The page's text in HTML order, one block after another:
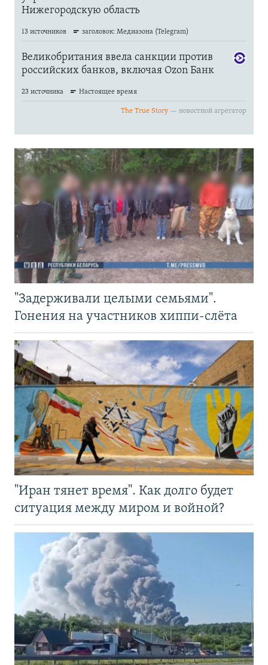
"Задерживали целыми семьями".
Гонения на участников хиппи-слёта
"Иран тянет время". Как долго будет
ситуация между миром и войной?